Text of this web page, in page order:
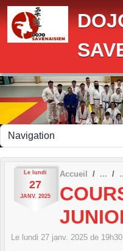
Le lundi
27
JANV. 2025
Accueil
Le lundi 27 janv. 2025 de
Panneau de gestion des